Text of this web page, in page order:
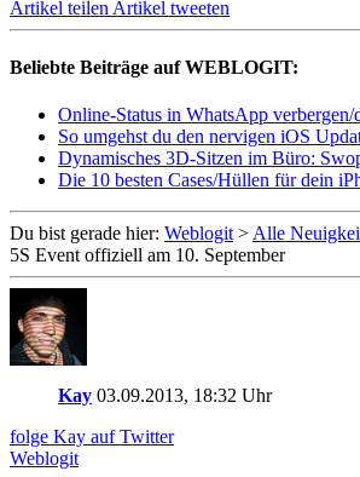
Artikel teilen Artikel tweeten
Beliebte Beiträge auf WEBLOGIT:
Online-Status in WhatsApp verbergen/
So umgehst du den nervigen iOS
Dynamisches 3D-Sitzen im Büro:
Die 10 besten Cases/Hüllen für dein
Du bist gerade hier: Weblogit > Alle
5S Event offiziell am 10. September
Kay 03.09.2013, 18:32 Uhr
folge Kay auf Twitter
Weblogit